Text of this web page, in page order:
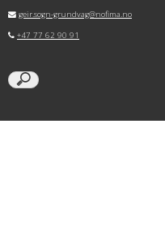
geir.sogn-grundvag@nofima.no
+47 77 62 90 91